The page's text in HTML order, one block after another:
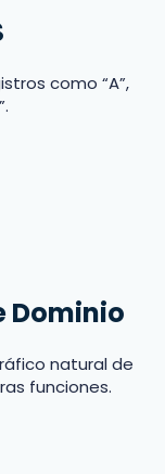
como “A”,
Dominio
natural de
funciones.